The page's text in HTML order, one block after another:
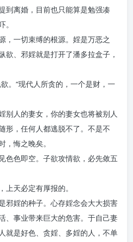
到离婚，目前也只能算是勉强凑
，一切束缚的根源。婬是万恶之
欲、邪婬就是打开了潘多拉盒子，
。”现代人所贪的，一个是财，一
别人的妻女，你的妻女也将被别人
形，任何人都逃脱不了。不是不
，悔之晚矣。
色色即空。子欲攻情欲，必先敛五
上天必定有厚报的。
邪婬的种子。心存婬念会大大损害
、事业带来巨大的危害。于自己妻
就是好色、贪婬、多婬的人，不单